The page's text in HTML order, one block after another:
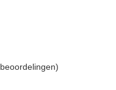
beoordelingen)